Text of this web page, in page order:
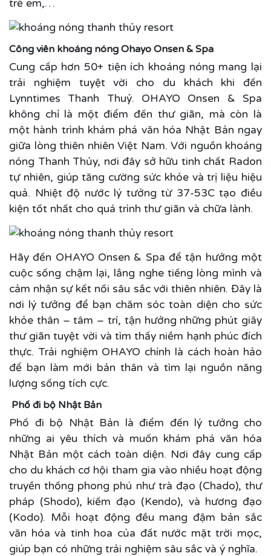
trẻ em,…
Công viên khoáng nóng Ohayo Onsen & Spa
Cung cấp hơn 50+ tiện ích khoáng nóng mang lại
trải nghiệm tuyệt vời cho du khách khi đến
Lynntimes Thanh Thuỷ. OHAYO Onsen & Spa
không chỉ là một điểm đến thư giãn, mà còn là
một hành trình khám phá văn hóa Nhật Bản ngay
giữa lòng thiên nhiên Việt Nam. Với nguồn khoáng
nóng Thanh Thủy, nơi đây sở hữu tinh chất Radon
tự nhiên, giúp tăng cường sức khỏe và trị liệu hiệu
quả. Nhiệt độ nước lý tưởng từ 37-53C tạo điều
kiện tốt nhất cho quá trình thư giãn và chữa lành.
Hãy đến OHAYO Onsen & Spa để tận hưởng một
cuộc sống chậm lại, lắng nghe tiếng lòng mình và
cảm nhận sự kết nối sâu sắc với thiên nhiên. Đây là
nơi lý tưởng để bạn chăm sóc toàn diện cho sức
khỏe thân – tâm – trí, tận hưởng những phút giây
thư giãn tuyệt vời và tìm thấy niềm hạnh phúc đích
thực. Trải nghiệm OHAYO chính là cách hoàn hảo
để bạn làm mới bản thân và tìm lại nguồn năng
lượng sống tích cực.
Phố đi bộ Nhật Bản
Phố đi bộ Nhật Bản là điểm đến lý tưởng cho
những ai yêu thích và muốn khám phá văn hóa
Nhật Bản một cách toàn diện. Nơi đây cung cấp
cho du khách cơ hội tham gia vào nhiều hoạt động
truyền thống phong phú như trà đạo (Chado), thư
pháp (Shodo), kiếm đạo (Kendo), và hương đạo
(Kodo). Mỗi hoạt động đều mang đậm bản sắc
văn hóa và tinh hoa của đất nước mặt trời mọc,
giúp bạn có những trải nghiệm sâu sắc và ý nghĩa.